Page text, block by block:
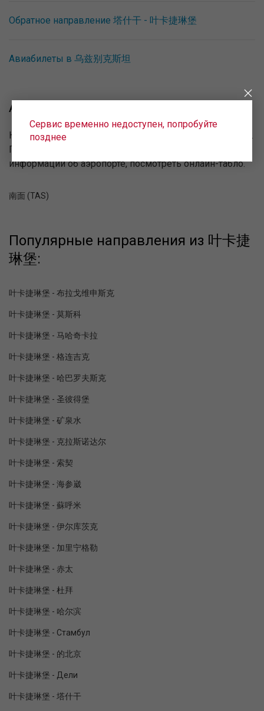
Обратное направление 塔什干 - 叶卡捷琳堡
Авиабилеты в 乌兹别克斯坦
Аэропорты 塔什干:
Ниже представлена информация об аэропортах 塔什干.
Перейдите по ссылке чтобы получить больше
информации об аэропорте, посмотреть онлайн-табло.
南面 (TAS)
Популярные направления из 叶卡捷
琳堡:
叶卡捷琳堡 - 布拉戈维申斯克
叶卡捷琳堡 - 莫斯科
叶卡捷琳堡 - 马哈奇卡拉
叶卡捷琳堡 - 格连吉克
叶卡捷琳堡 - 哈巴罗夫斯克
叶卡捷琳堡 - 圣彼得堡
叶卡捷琳堡 - 矿泉水
叶卡捷琳堡 - 克拉斯诺达尔
叶卡捷琳堡 - 索契
叶卡捷琳堡 - 海参崴
叶卡捷琳堡 - 蘇呼米
叶卡捷琳堡 - 伊尔库茨克
叶卡捷琳堡 - 加里宁格勒
叶卡捷琳堡 - 赤太
叶卡捷琳堡 - 杜拜
叶卡捷琳堡 - 哈尔滨
叶卡捷琳堡 - Стамбул
叶卡捷琳堡 - 的北京
叶卡捷琳堡 - Дели
叶卡捷琳堡 - 塔什干
Сервис временно недоступен, попробуйте
позднее